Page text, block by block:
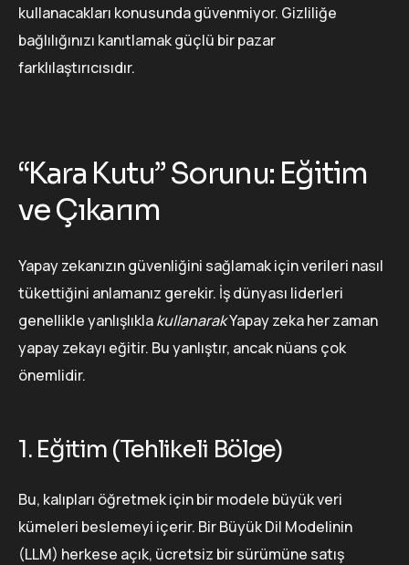
kullanacakları konusunda güvenmiyor. Gizliliğe
bağlılığınızı kanıtlamak güçlü bir pazar
farklılaştırıcısıdır.
“Kara Kutu” Sorunu: Eğitim
ve Çıkarım
Yapay zekanızın güvenliğini sağlamak için verileri nasıl
tükettiğini anlamanız gerekir. İş dünyası liderleri
genellikle yanlışlıklakullanarakYapay zeka her zaman
yapay zekayı eğitir. Bu yanlıştır, ancak nüans çok
önemlidir.
1. Eğitim (Tehlikeli Bölge)
Bu, kalıpları öğretmek için bir modele büyük veri
kümeleri beslemeyi içerir. Bir Büyük Dil Modelinin
(LLM) herkese açık, ücretsiz bir sürümüne satış